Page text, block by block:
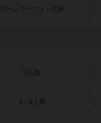
ゲームマーケット大賞
2人用
4～8人用